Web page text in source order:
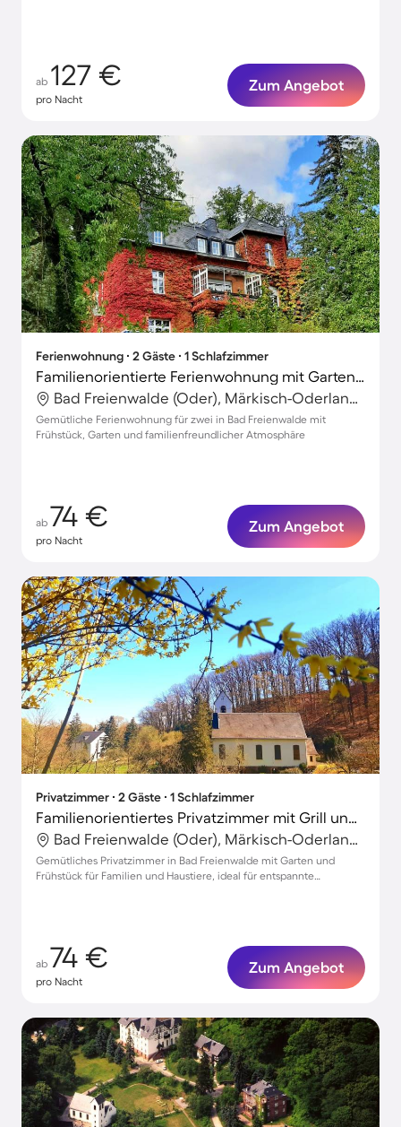
ab 127 €
pro Nacht
Zum Angebot
Ferienwohnung ∙ 2 Gäste ∙ 1 Schlafzimmer
Familienorientierte Ferienwohnung mit Garten und Grill
Bad Freienwalde (Oder), Märkisch-Oderland, Deutschland
Gemütliche Ferienwohnung für zwei in Bad Freienwalde mit
Frühstück, Garten und familienfreundlicher Atmosphäre
ab 74 €
pro Nacht
Zum Angebot
Privatzimmer ∙ 2 Gäste ∙ 1 Schlafzimmer
Familienorientiertes Privatzimmer mit Grill und Garten | Haustiere erlaubt
Bad Freienwalde (Oder), Märkisch-Oderland, Deutschland
Gemütliches Privatzimmer in Bad Freienwalde mit Garten und
Frühstück für Familien und Haustiere, ideal für entspannte
ab 74 €
pro Nacht
Zum Angebot